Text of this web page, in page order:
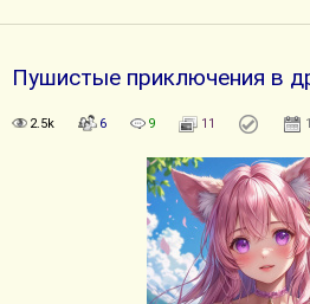
Пушистые приключения в
2.5k 6 9 11